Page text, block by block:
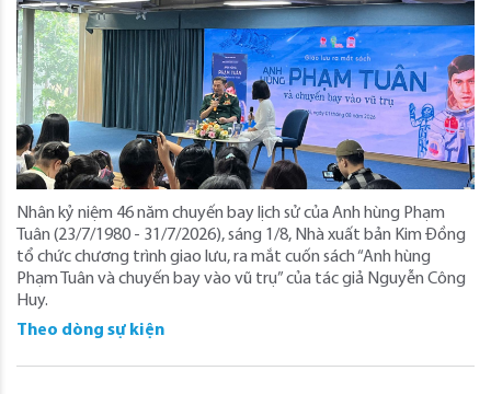
Nhân kỷ niệm 46 năm chuyến bay lịch sử của Anh hùng Phạm
Tuân (23/7/1980 - 31/7/2026), sáng 1/8, Nhà xuất bản Kim Đồng
tổ chức chương trình giao lưu, ra mắt cuốn sách “Anh hùng
Phạm Tuân và chuyến bay vào vũ trụ” của tác giả Nguyễn Công
Huy.
Theo dòng sự kiện